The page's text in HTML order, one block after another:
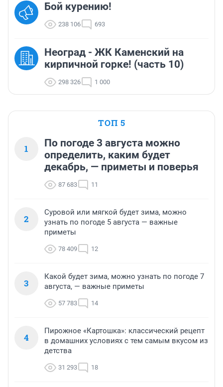
Бой курению!
238 106 693
Неоград - ЖК Каменский на
кирпичной горке! (часть 10)
298 326 1 000
ТОП 5
1
По погоде 3 августа можно
определить, каким будет
декабрь, — приметы и поверья
87 683 11
2
Суровой или мягкой будет зима, можно
узнать по погоде 5 августа — важные
приметы
78 409 12
3
Какой будет зима, можно узнать по погоде 7
августа, — важные приметы
57 783 14
4
Пирожное «Картошка»: классический рецепт
в домашних условиях с тем самым вкусом из
детства
31 293 18